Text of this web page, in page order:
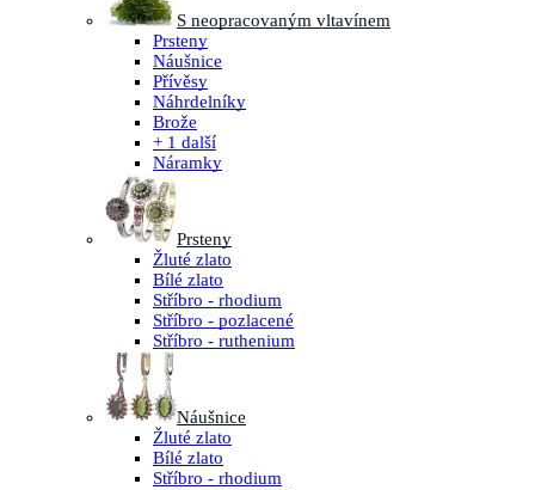
S neopracovaným vltavínem
Prsteny
Náušnice
Přívěsy
Náhrdelníky
Brože
+ 1 další
Náramky
Prsteny
Žluté zlato
Bílé zlato
Stříbro - rhodium
Stříbro - pozlacené
Stříbro - ruthenium
Náušnice
Žluté zlato
Bílé zlato
Stříbro - rhodium